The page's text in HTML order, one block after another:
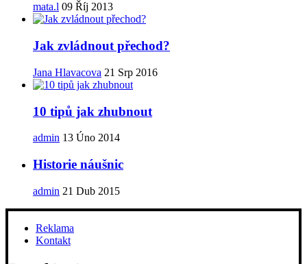
mata.l 09 Říj 2013
Jak zvládnout přechod?
Jana Hlavacova 21 Srp 2016
10 tipů jak zhubnout
admin 13 Úno 2014
Historie náušnic
admin 21 Dub 2015
Reklama
Kontakt